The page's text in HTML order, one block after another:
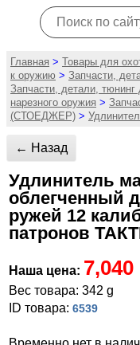
Главная > Товары для
к оружию > Запчасти,
Запчасти, детали, тюнинг
нарезного оружия >
(СТОЕДЖЕР) >
← Назад
Удлинитель
облегченный
ружей 12
патронов
Наша цена:
Вес товара: 342 g
ID товара: 6539